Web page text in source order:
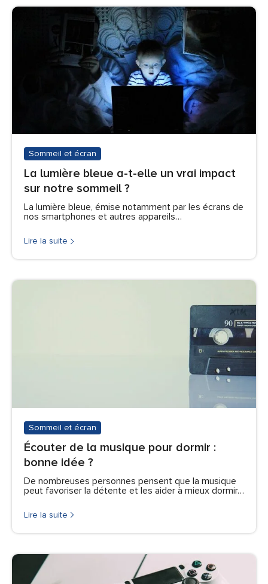
Sommeil et écran
La lumière bleue a-t-elle un vrai impact
sur notre sommeil ?
La lumière bleue, émise notamment par les écrans de
nos smartphones et autres appareils…
Lire la suite
Sommeil et écran
Écouter de la musique pour dormir :
bonne idée ?
De nombreuses personnes pensent que la musique
peut favoriser la détente et les aider à mieux dormir…
Lire la suite